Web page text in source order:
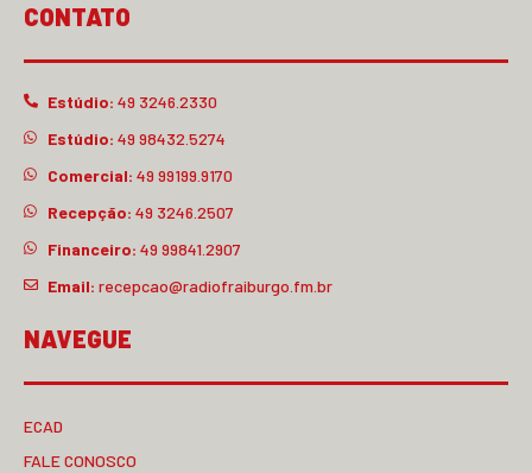
CONTATO
Estúdio: 49 3246.2330
Estúdio: 49 98432.5274
Comercial: 49 99199.9170
Recepção: 49 3246.2507
Financeiro: 49 99841.2907
Email: recepcao@radiofraiburgo.fm.br
NAVEGUE
ECAD
FALE CONOSCO